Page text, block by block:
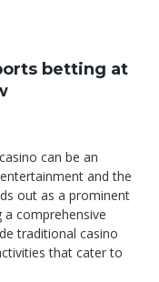
betting at
can be an
and the
out as a prominent
comprehensive
traditional casino
that cater to